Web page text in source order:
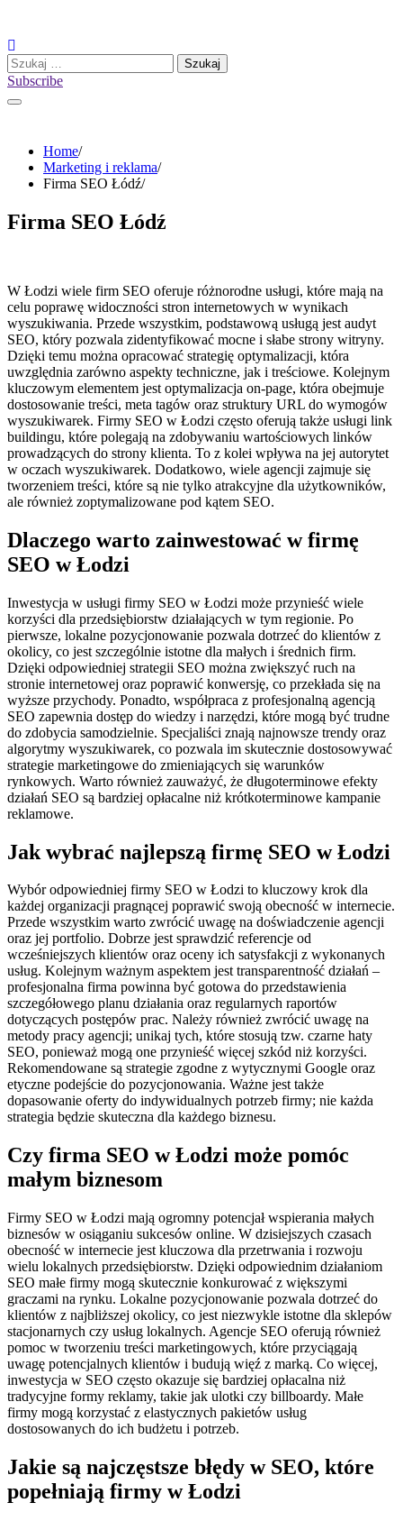
content
Szukaj:
Subscribe
Home
Marketing i reklama
Firma SEO Łódź
Firma SEO Łódź
W Łodzi wiele firm SEO oferuje różnorodne usługi, które mają na
celu poprawę widoczności stron internetowych w wynikach
wyszukiwania. Przede wszystkim, podstawową usługą jest audyt
SEO, który pozwala zidentyfikować mocne i słabe strony witryny.
Dzięki temu można opracować strategię optymalizacji, która
uwzględnia zarówno aspekty techniczne, jak i treściowe. Kolejnym
kluczowym elementem jest optymalizacja on-page, która obejmuje
dostosowanie treści, meta tagów oraz struktury URL do wymogów
wyszukiwarek. Firmy SEO w Łodzi często oferują także usługi link
buildingu, które polegają na zdobywaniu wartościowych linków
prowadzących do strony klienta. To z kolei wpływa na jej autorytet
w oczach wyszukiwarek. Dodatkowo, wiele agencji zajmuje się
tworzeniem treści, które są nie tylko atrakcyjne dla użytkowników,
ale również zoptymalizowane pod kątem SEO.
Dlaczego warto zainwestować w firmę
SEO w Łodzi
Inwestycja w usługi firmy SEO w Łodzi może przynieść wiele
korzyści dla przedsiębiorstw działających w tym regionie. Po
pierwsze, lokalne pozycjonowanie pozwala dotrzeć do klientów z
okolicy, co jest szczególnie istotne dla małych i średnich firm.
Dzięki odpowiedniej strategii SEO można zwiększyć ruch na
stronie internetowej oraz poprawić konwersję, co przekłada się na
wyższe przychody. Ponadto, współpraca z profesjonalną agencją
SEO zapewnia dostęp do wiedzy i narzędzi, które mogą być trudne
do zdobycia samodzielnie. Specjaliści znają najnowsze trendy oraz
algorytmy wyszukiwarek, co pozwala im skutecznie dostosowywać
strategie marketingowe do zmieniających się warunków
rynkowych. Warto również zauważyć, że długoterminowe efekty
działań SEO są bardziej opłacalne niż krótkoterminowe kampanie
reklamowe.
Jak wybrać najlepszą firmę SEO w Łodzi
Wybór odpowiedniej firmy SEO w Łodzi to kluczowy krok dla
każdej organizacji pragnącej poprawić swoją obecność w internecie.
Przede wszystkim warto zwrócić uwagę na doświadczenie agencji
oraz jej portfolio. Dobrze jest sprawdzić referencje od
wcześniejszych klientów oraz oceny ich satysfakcji z wykonanych
usług. Kolejnym ważnym aspektem jest transparentność działań –
profesjonalna firma powinna być gotowa do przedstawienia
szczegółowego planu działania oraz regularnych raportów
dotyczących postępów prac. Należy również zwrócić uwagę na
metody pracy agencji; unikaj tych, które stosują tzw. czarne haty
SEO, ponieważ mogą one przynieść więcej szkód niż korzyści.
Rekomendowane są strategie zgodne z wytycznymi Google oraz
etyczne podejście do pozycjonowania. Ważne jest także
dopasowanie oferty do indywidualnych potrzeb firmy; nie każda
strategia będzie skuteczna dla każdego biznesu.
Czy firma SEO w Łodzi może pomóc
małym biznesom
Firmy SEO w Łodzi mają ogromny potencjał wspierania małych
biznesów w osiąganiu sukcesów online. W dzisiejszych czasach
obecność w internecie jest kluczowa dla przetrwania i rozwoju
wielu lokalnych przedsiębiorstw. Dzięki odpowiednim działaniom
SEO małe firmy mogą skutecznie konkurować z większymi
graczami na rynku. Lokalne pozycjonowanie pozwala dotrzeć do
klientów z najbliższej okolicy, co jest niezwykle istotne dla sklepów
stacjonarnych czy usług lokalnych. Agencje SEO oferują również
pomoc w tworzeniu treści marketingowych, które przyciągają
uwagę potencjalnych klientów i budują więź z marką. Co więcej,
inwestycja w SEO często okazuje się bardziej opłacalna niż
tradycyjne formy reklamy, takie jak ulotki czy billboardy. Małe
firmy mogą korzystać z elastycznych pakietów usług
dostosowanych do ich budżetu i potrzeb.
Jakie są najczęstsze błędy w SEO, które
popełniają firmy w Łodzi